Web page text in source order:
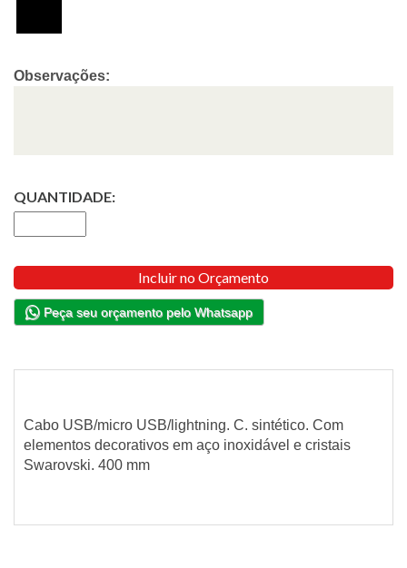
Observações:
QUANTIDADE:
Incluir no Orçamento
Peça seu orçamento pelo Whatsapp
Cabo USB/micro USB/lightning. C. sintético. Com
elementos decorativos em aço inoxidável e cristais
Swarovski. 400 mm